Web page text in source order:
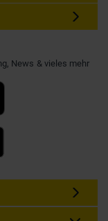
News & vieles mehr